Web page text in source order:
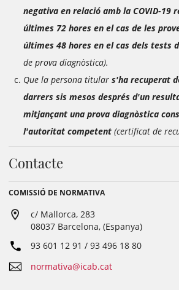
negativa en relació amb la COVID-19
últimes 72 hores en el cas de les
últimes 48 hores en el cas dels tests
de prova diagnòstica).
Que la persona titular s'ha recuperat
darrers sis mesos després d'un
mitjançant una prova diagnòstica
l'autoritat competent (certificat de
Contacte
COMISSIÓ DE NORMATIVA
c/ Mallorca, 283
08037 Barcelona, (Espanya)
93 601 12 91 / 93 496 18 80
normativa@icab.cat